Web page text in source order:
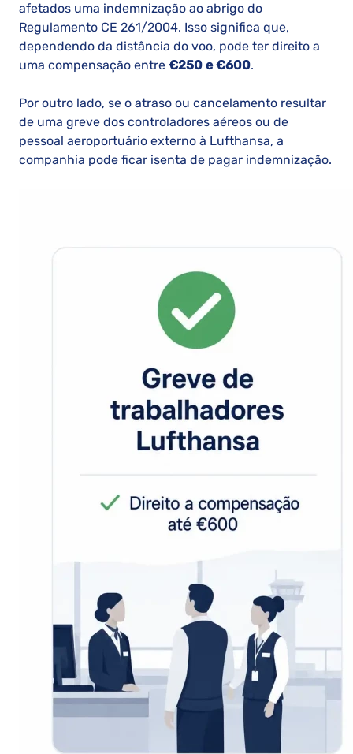
afetados uma indemnização ao abrigo do
Regulamento CE 261/2004. Isso significa que,
dependendo da distância do voo, pode ter direito a
uma compensação entre €250 e €600.
Por outro lado, se o atraso ou cancelamento resultar
de uma greve dos controladores aéreos ou de
pessoal aeroportuário externo à Lufthansa, a
companhia pode ficar isenta de pagar indemnização.